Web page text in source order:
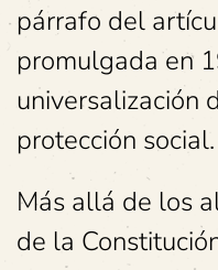
párrafo del
promulgada en
universalización
protección social.
Más allá de los
de la